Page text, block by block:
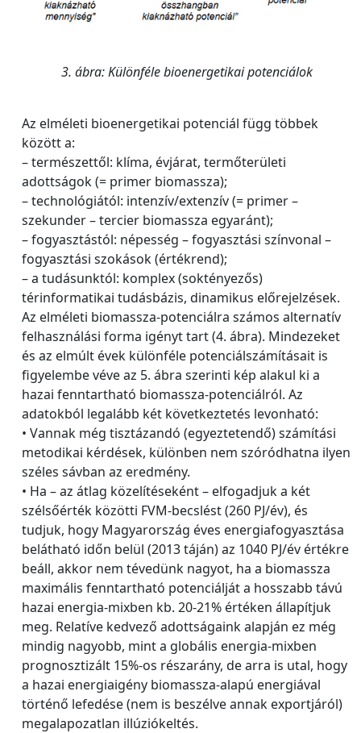
3. ábra: Különféle bioenergetikai potenciálok
Az elméleti bioenergetikai potenciál függ többek
között a:
– természettől: klíma, évjárat, termőterületi
adottságok (= primer biomassza);
– technológiától: intenzív/extenzív (= primer –
szekunder – tercier biomassza egyaránt);
– fogyasztástól: népesség – fogyasztási színvonal –
fogyasztási szokások (értékrend);
– a tudásunktól: komplex (soktényezős)
térinformatikai tudásbázis, dinamikus előrejelzések.
Az elméleti biomassza-potenciálra számos alternatív
felhasználási forma igényt tart (4. ábra). Mindezeket
és az elmúlt évek különféle potenciálszámításait is
figyelembe véve az 5. ábra szerinti kép alakul ki a
hazai fenntartható biomassza-potenciálról. Az
adatokból legalább két következtetés levonható:
• Vannak még tisztázandó (egyeztetendő) számítási
metodikai kérdések, különben nem szóródhatna ilyen
széles sávban az eredmény.
• Ha – az átlag közelítéseként – elfogadjuk a két
szélsőérték közötti FVM-becslést (260 PJ/év), és
tudjuk, hogy Magyarország éves energiafogyasztása
belátható időn belül (2013 táján) az 1040 PJ/év értékre
beáll, akkor nem tévedünk nagyot, ha a biomassza
maximális fenntartható potenciálját a hosszabb távú
hazai energia-mixben kb. 20-21% értéken állapítjuk
meg. Relatíve kedvező adottságaink alapján ez még
mindig nagyobb, mint a globális energia-mixben
prognosztizált 15%-os részarány, de arra is utal, hogy
a hazai energiaigény biomassza-alapú energiával
történő lefedése (nem is beszélve annak exportjáról)
megalapozatlan illúziókeltés.